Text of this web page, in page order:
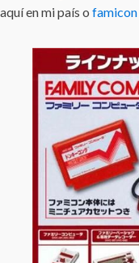
aquí en mi país o famicon